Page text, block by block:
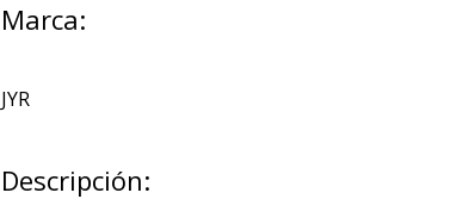
Marca:
JYR
Descripción: